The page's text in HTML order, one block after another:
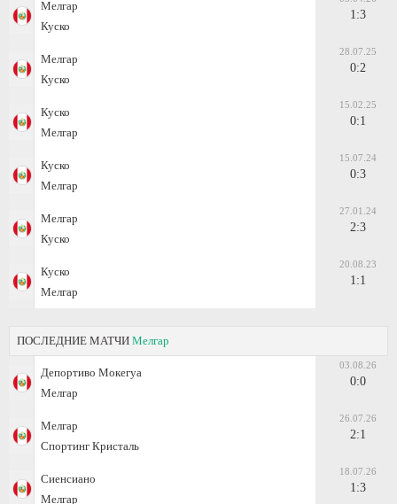
Мелгар
Куско
1:3
Мелгар
Куско
28.07.25
0:2
Куско
Мелгар
15.02.25
0:1
Куско
Мелгар
15.07.24
0:3
Мелгар
Куско
27.01.24
2:3
Куско
Мелгар
20.08.23
1:1
ПОСЛЕДНИЕ МАТЧИ Мелгар
Депортиво Мокегуа
Мелгар
03.08.26
0:0
Мелгар
Спортинг Кристаль
26.07.26
2:1
Сиенсиано
Мелгар
18.07.26
1:3